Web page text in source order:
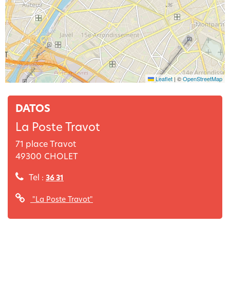
Leaflet | ©OpenStreetMap
DATOS
La Poste Travot
71 place Travot
49300 CHOLET
Tel : 36 31
"La Poste Travot"